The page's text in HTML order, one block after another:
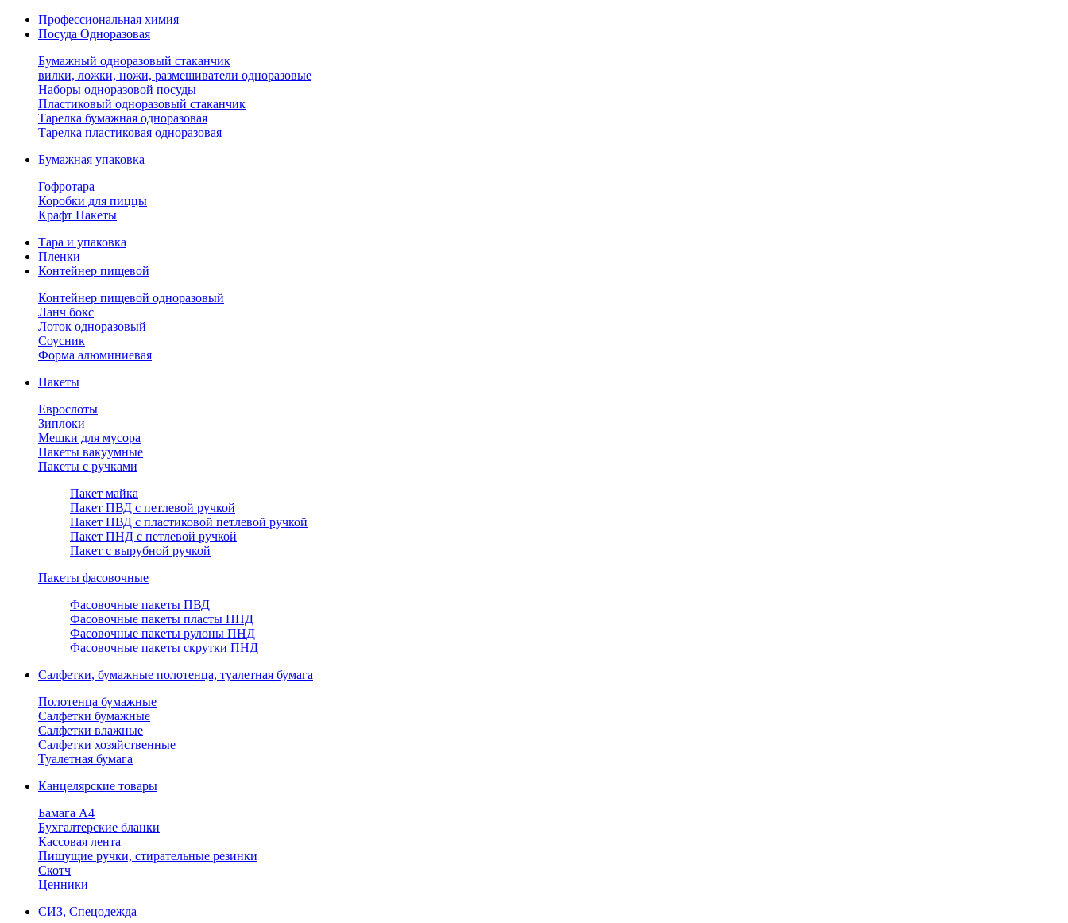
Профессиональная химия
Посуда Одноразовая
Бумажный одноразовый стаканчик
вилки, ложки, ножи, размешиватели одноразовые
Наборы одноразовой посуды
Пластиковый одноразовый стаканчик
Тарелка бумажная одноразовая
Тарелка пластиковая одноразовая
Бумажная упаковка
Гофротара
Коробки для пиццы
Крафт Пакеты
Тара и упаковка
Пленки
Контейнер пищевой
Контейнер пищевой одноразовый
Ланч бокс
Лоток одноразовый
Соусник
Форма алюминиевая
Пакеты
Еврослоты
Зиплоки
Мешки для мусора
Пакеты вакуумные
Пакеты с ручками
Пакет майка
Пакет ПВД с петлевой ручкой
Пакет ПВД с пластиковой петлевой ручкой
Пакет ПНД с петлевой ручкой
Пакет с вырубной ручкой
Пакеты фасовочные
Фасовочные пакеты ПВД
Фасовочные пакеты пласты ПНД
Фасовочные пакеты рулоны ПНД
Фасовочные пакеты скрутки ПНД
Салфетки, бумажные полотенца, туалетная бумага
Полотенца бумажные
Салфетки бумажные
Салфетки влажные
Салфетки хозяйственные
Туалетная бумага
Канцелярские товары
Бамага А4
Бухгалтерские бланки
Кассовая лента
Пишущие ручки, стирательные резинки
Скотч
Ценники
СИЗ, Спецодежда